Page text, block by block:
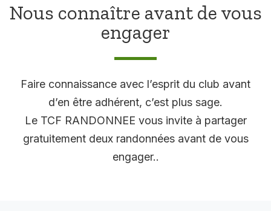
Nous connaître avant de vous
engager
Faire connaissance avec l’esprit du club avant
d’en être adhérent, c’est plus sage.
Le TCF RANDONNEE vous invite à partager
gratuitement deux randonnées avant de vous
engager..